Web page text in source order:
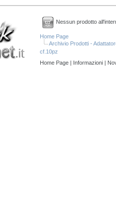
Nessun prodotto
Home Page
Archivio Prodotti -
cf.10pz
Home Page | Informazioni |